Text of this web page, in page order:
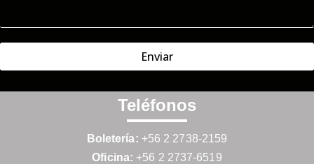
Enviar
Teléfonos
Boletería: +56 2 2738-2159
Oficina: +56 2 2737-6519